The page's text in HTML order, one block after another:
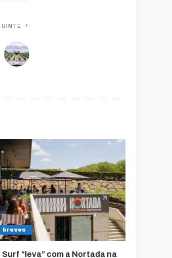
breves
Surf “leva” com a Nortada na